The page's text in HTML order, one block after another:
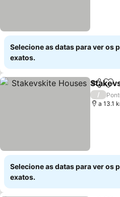
Selecione as datas para ver os
exatos.
Partilhar
/
a 13.1
Selecione as datas para ver os
exatos.